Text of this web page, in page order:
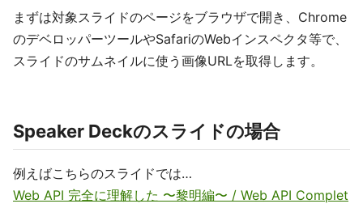
まずは対象スライドのページをブラウザで開き、Chrome
のデベロッパーツールやSafariのWebインスペクタ等で、
スライドのサムネイルに使う画像URLを取得します。
Speaker Deckのスライドの場合
例えばこちらのスライドでは…
Web API 完全に理解した 〜黎明編〜 / Web API Complet